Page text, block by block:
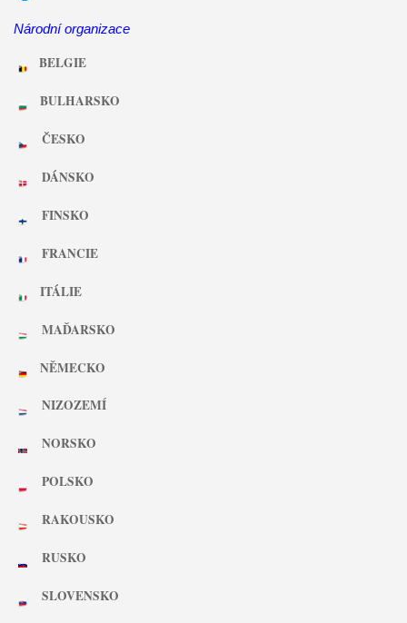
Národní organizace
BELGIE
BULHARSKO
ČESKO
DÁNSKO
FINSKO
FRANCIE
ITÁLIE
MAĎARSKO
NĚMECKO
NIZOZEMÍ
NORSKO
POLSKO
RAKOUSKO
RUSKO
SLOVENSKO